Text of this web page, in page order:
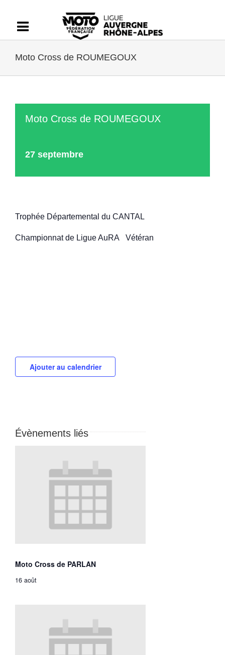
contenu
Moto Cross de ROUMEGOUX
Moto Cross de ROUMEGOUX
27 septembre
Trophée Départemental du CANTAL
Championnat de Ligue AuRA Vétéran
Ajouter au calendrier
Évènements liés
Moto Cross de PARLAN
16 août